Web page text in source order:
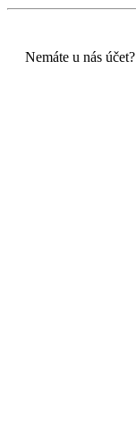
Nemáte u nás účet?